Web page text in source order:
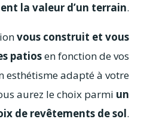
la valeur d’un terrain.
vous construit et vous
patiosen fonction de vos
esthétisme adapté à votre
aurez le choix parmi un
de revêtements de sol.